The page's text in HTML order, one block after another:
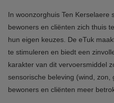
In woonzorghuis Ten Kerselaere
bewoners en cliënten zich thuis
hun eigen keuzes. De eTuk
te stimuleren en biedt een
karakter van dit vervoersmiddel
sensorische beleving (wind,
bewoners en cliënten meer